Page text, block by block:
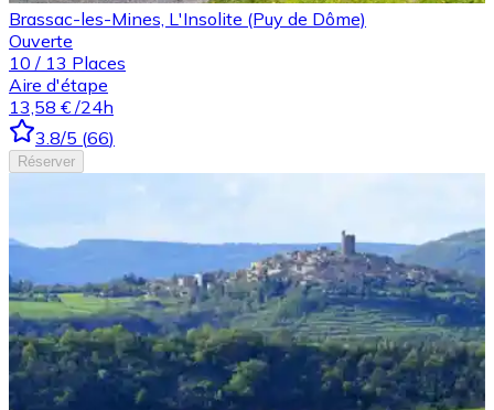
Brassac-les-Mines, L'Insolite (Puy de Dôme)
Ouverte
10 / 13 Places
Aire d'étape
13,58 € /24h
3.8/5 (66)
Réserver